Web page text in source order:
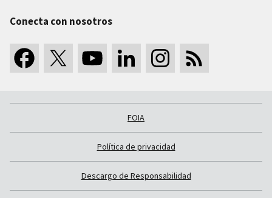
Conecta con nosotros
FOIA
Política de privacidad
Descargo de Responsabilidad